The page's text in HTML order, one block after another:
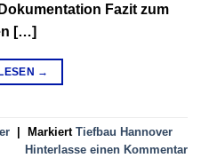
Fazit zum
[…]
→
Markiert Tiefbau Hannover
Hinterlasse einen Kommentar